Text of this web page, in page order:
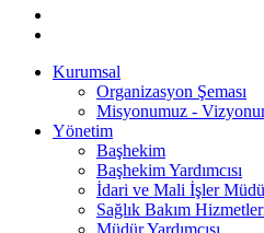
Kurumsal
Organizasyon Şeması
Misyonumuz -
Yönetim
Başhekim
Başhekim Yardımcısı
İdari ve Mali İşler
Sağlık Bakım
Müdür Yardımcısı